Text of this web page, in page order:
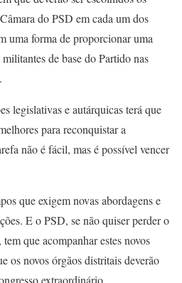
do PSD em cada um dos
uma forma de proporcionar uma
de base do Partido nas
legislativas e autárquicas terá que
para reconquistar a
não é fácil, mas é possível vencer
que exigem novas abordagens e
E o PSD, se não quiser perder o
que acompanhar estes novos
os novos órgãos distritais deverão
extraordinário